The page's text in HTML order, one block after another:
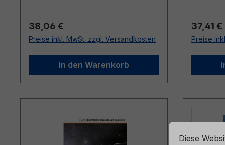
Regulärer Preis:
38,06 €
Preise inkl. MwSt. zzgl. Versandkosten
In den Warenkorb
37,41 €
Preise
Cookie-
Erfahrung bieten zu können.Mehr Informationen ...
Diese